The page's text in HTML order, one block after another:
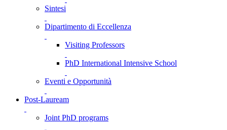
Sintesi
Dipartimento di Eccellenza
Visiting Professors
PhD International Intensive School
Eventi e Opportunità
Post-Lauream
Joint PhD programs